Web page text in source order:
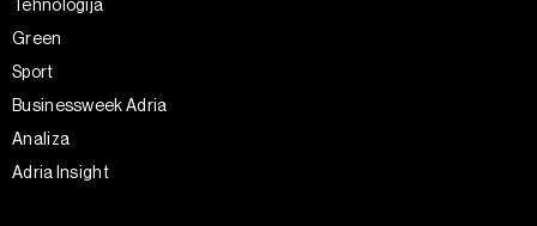
Tehnologija
Green
Sport
Businessweek Adria
Analiza
Adria Insight